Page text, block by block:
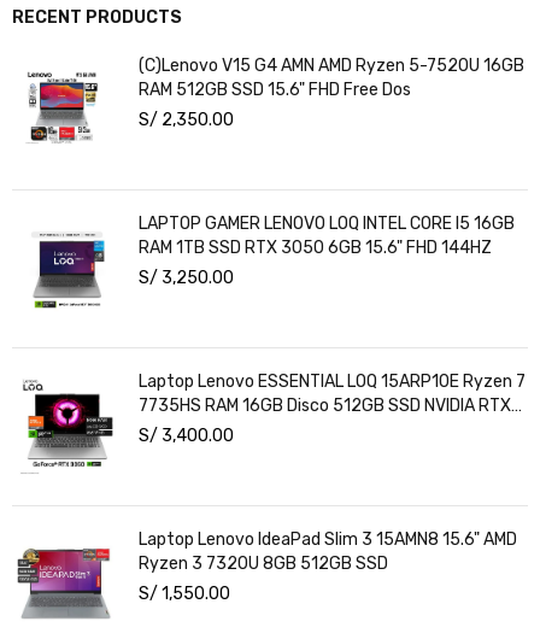
RECENT PRODUCTS
(C)Lenovo V15 G4 AMN AMD Ryzen 5-7520U 16GB
RAM 512GB SSD 15.6" FHD Free Dos
S/ 2,350.00
LAPTOP GAMER LENOVO LOQ INTEL CORE I5 16GB
RAM 1TB SSD RTX 3050 6GB 15.6" FHD 144HZ
S/ 3,250.00
Laptop Lenovo ESSENTIAL LOQ 15ARP10E Ryzen 7
7735HS RAM 16GB Disco 512GB SSD NVIDIA RTX
3050 6GB 15.6" FHD Windows 11
S/ 3,400.00
Laptop Lenovo IdeaPad Slim 3 15AMN8 15.6" AMD
Ryzen 3 7320U 8GB 512GB SSD
S/ 1,550.00